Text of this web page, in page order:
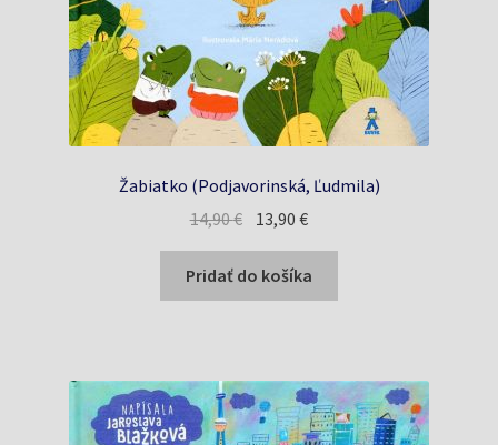
Žabiatko (Podjavorinská, Ľudmila)
14,90€ Pôvodná
cena
bola:
14,90 €.
13,90€Aktuálna
cena
je:
13,90 €.
Pridať do košíka